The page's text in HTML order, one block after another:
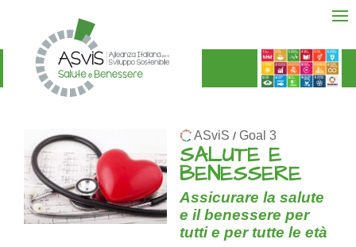
ASviS / Goal 3
SALUTE E
BENESSERE
Assicurare la salute
e il benessere per
tutti e per tutte le età